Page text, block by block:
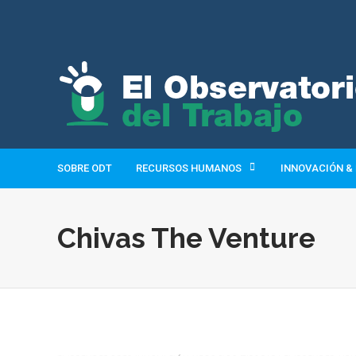
SOBRE ODT RECURSOS HUMANOS INNOVACIÓN &
Chivas The Venture